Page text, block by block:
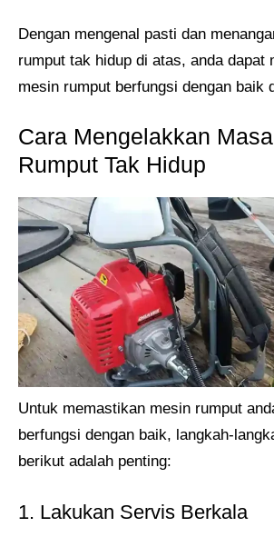
Dengan mengenal pasti dan
rumput tak hidup di atas, anda dapat
mesin rumput berfungsi dengan baik
Cara Mengelakkan
Rumput Tak Hidup
Untuk memastikan mesin rumput
berfungsi dengan baik, langkah-
berikut adalah penting:
1. Lakukan Servis Berkala